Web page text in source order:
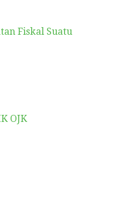
Fiskal Suatu
OJK